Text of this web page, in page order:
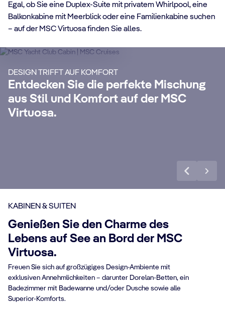
Egal, ob Sie eine Duplex-Suite mit privatem Whirlpool, eine
Balkonkabine mit Meerblick oder eine Familienkabine suchen
– auf der MSC Virtuosa finden Sie alles.
DESIGN TRIFFT AUF KOMFORT
Entdecken Sie die perfekte Mischung
aus Stil und Komfort auf der MSC
Virtuosa.
KABINENDATEN
MSC Yacht Club
Genießen Sie eine luxuriöse und
unvergessliche Kreuzfahrt mit unserem
24-Stunden-Butler-Service, eigenem
Concierge, All-Inclusive Getränkepaket
Premium Extra, Internet Paket und vielen
weiteren Vorteilen.
KABINEN & SUITEN
Genießen Sie den Charme des
Lebens auf See an Bord der MSC
Virtuosa.
Freuen Sie sich auf großzügiges Design-Ambiente mit
exklusiven Annehmlichkeiten – darunter Dorelan-Betten, ein
Badezimmer mit Badewanne und/oder Dusche sowie alle
Superior-Komforts.